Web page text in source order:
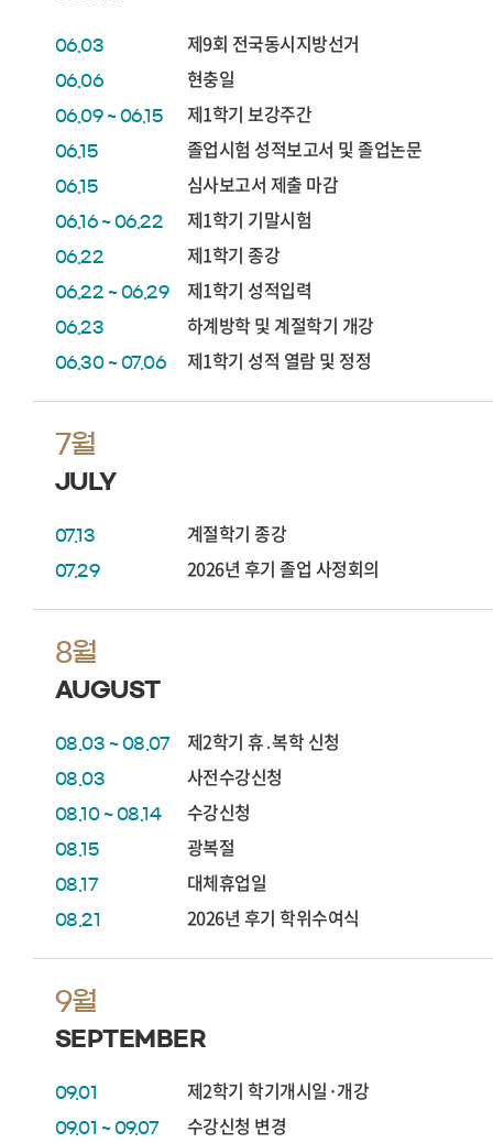
06.03 제9회 전국동시지방선거
06.06 현충일
06.09 ~ 06.15 제1학기 보강주간
06.15 졸업시험 성적보고서 및 졸업논문
06.15 심사보고서 제출 마감
06.16 ~ 06.22 제1학기 기말시험
06.22 제1학기 종강
06.22 ~ 06.29 제1학기 성적입력
06.23 하계방학 및 계절학기 개강
06.30 ~ 07.06 제1학기 성적 열람 및 정정
7월
JULY
07.13 계절학기 종강
07.29 2026년 후기 졸업 사정회의
8월
AUGUST
08.03 ~ 08.07 제2학기 휴․복학 신청
08.03 사전수강신청
08.10 ~ 08.14 수강신청
08.15 광복절
08.17 대체휴업일
08.21 2026년 후기 학위수여식
9월
SEPTEMBER
09.01 제2학기 학기개시일·개강
09.01 ~ 09.07 수강신청 변경